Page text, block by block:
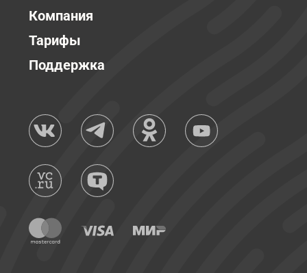
Компания
Тарифы
Поддержка